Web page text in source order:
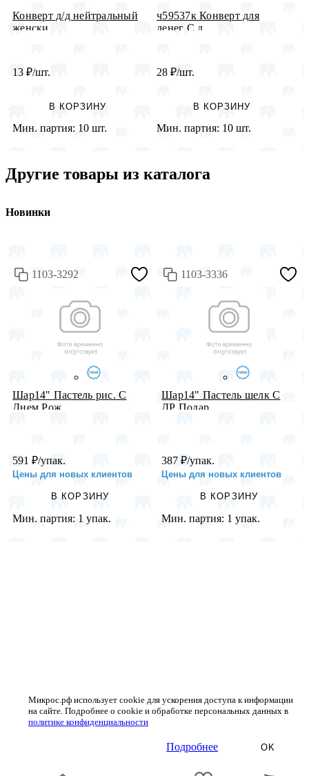
Конверт д/д нейтральный
женски...
13 ₽/шт.
В КОРЗИНУ
Мин. партия: 10 шт.
ч59537к Конверт для
денег С д...
28 ₽/шт.
В КОРЗИНУ
Мин. партия: 10 шт.
Другие товары из каталога
Новинки
1103-3292
Шар14" Пастель рис. С
Днем Рож...
591 ₽/упак.
Цены для новых клиентов
В КОРЗИНУ
Мин. партия: 1 упак.
1103-3336
Шар14" Пастель шелк С
ДР Подар...
387 ₽/упак.
Цены для новых клиентов
В КОРЗИНУ
Мин. партия: 1 упак.
Микрос.рф использует cookie для ускорения доступа к информации
на сайте. Подробнее о cookie и обработке персональных данных в
политике конфиденциальности
Подробнее OK